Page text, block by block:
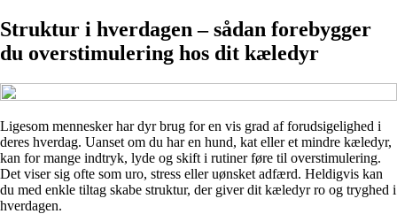
Struktur i hverdagen – sådan forebygger
du overstimulering hos dit kæledyr
Ligesom mennesker har dyr brug for en vis grad af forudsigelighed i
deres hverdag. Uanset om du har en hund, kat eller et mindre kæledyr,
kan for mange indtryk, lyde og skift i rutiner føre til overstimulering.
Det viser sig ofte som uro, stress eller uønsket adfærd. Heldigvis kan
du med enkle tiltag skabe struktur, der giver dit kæledyr ro og tryghed i
hverdagen.